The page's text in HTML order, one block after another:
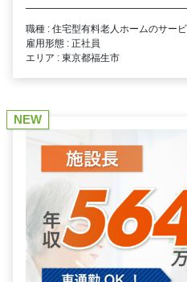
職種 : 住宅型有料老人ホームのサー
雇用形態 : 正社員
エリア : 東京都福生市
NEW